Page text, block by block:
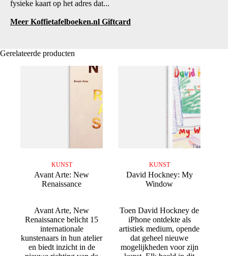
fysieke kaart op het adres dat...
Meer Koffietafelboeken.nl Giftcard
Gerelateerde producten
KUNST
Avant Arte: New
Renaissance
Avant Arte, New
Renaissance belicht 15
internationale
kunstenaars in hun atelier
en biedt inzicht in de
KUNST
David Hockney: My
Window
Toen David Hockney de
iPhone ontdekte als
artistiek medium, opende
dat geheel nieuwe
mogelijkheden voor zijn